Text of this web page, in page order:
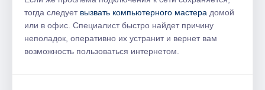
тогда следует вызвать компьютерного мастера домой
или в офис. Специалист быстро найдет причину
неполадок, оперативно их устранит и вернет вам
возможность пользоваться интернетом.